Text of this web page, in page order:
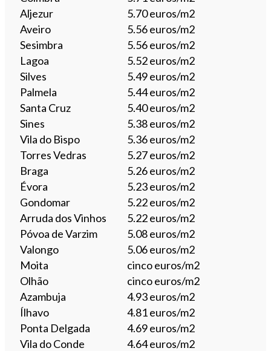
Aljezur
5.70 euros/m2
Aveiro
5.56 euros/m2
Sesimbra
5.56 euros/m2
Lagoa
5.52 euros/m2
Silves
5.49 euros/m2
Palmela
5.44 euros/m2
Santa Cruz
5.40 euros/m2
Sines
5.38 euros/m2
Vila do Bispo
5.36 euros/m2
Torres Vedras
5.27 euros/m2
Braga
5.26 euros/m2
Évora
5.23 euros/m2
Gondomar
5.22 euros/m2
Arruda dos Vinhos
5.22 euros/m2
Póvoa de Varzim
5.08 euros/m2
Valongo
5.06 euros/m2
Moita
cinco euros/m2
Olhão
cinco euros/m2
Azambuja
4.93 euros/m2
Ílhavo
4.81 euros/m2
Ponta Delgada
4.69 euros/m2
Vila do Conde
4.64 euros/m2